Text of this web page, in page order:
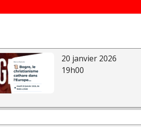
20 janvier 2026
19h00